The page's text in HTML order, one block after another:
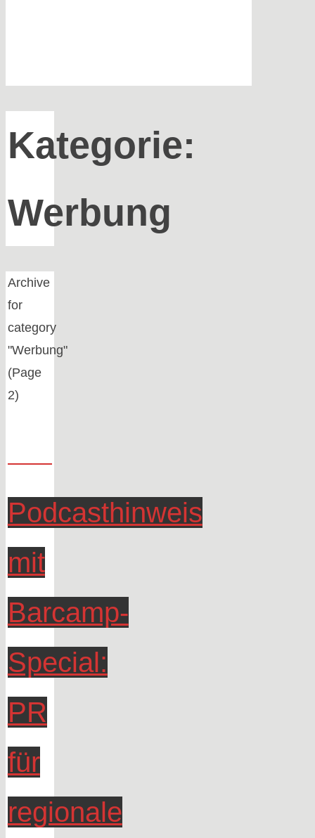
Kategorie:
Werbung
Home
Archive
for
category
"Werbung"
(Page
2)
Podcasthinweis
mit
Barcamp-
Special:
PR
für
regionale